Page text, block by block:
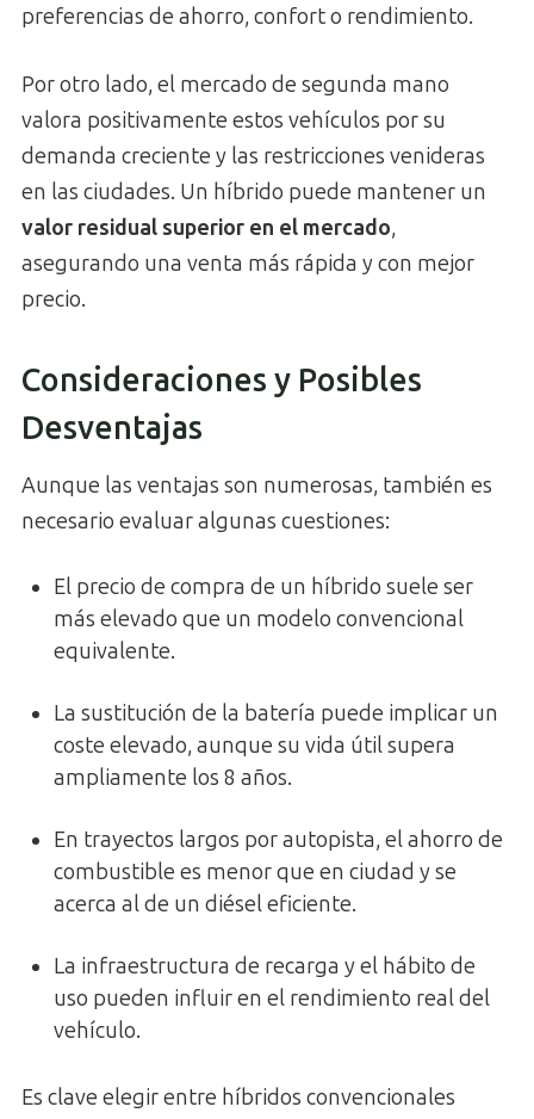
preferencias de ahorro, confort o rendimiento.
Por otro lado, el mercado de segunda mano
valora positivamente estos vehículos por su
demanda creciente y las restricciones venideras
en las ciudades. Un híbrido puede mantener un
valor residual superior en el mercado,
asegurando una venta más rápida y con mejor
precio.
Consideraciones y Posibles
Desventajas
Aunque las ventajas son numerosas, también es
necesario evaluar algunas cuestiones:
El precio de compra de un híbrido suele ser
más elevado que un modelo convencional
equivalente.
La sustitución de la batería puede implicar un
coste elevado, aunque su vida útil supera
ampliamente los 8 años.
En trayectos largos por autopista, el ahorro de
combustible es menor que en ciudad y se
acerca al de un diésel eficiente.
La infraestructura de recarga y el hábito de
uso pueden influir en el rendimiento real del
vehículo.
Es clave elegir entre híbridos convencionales